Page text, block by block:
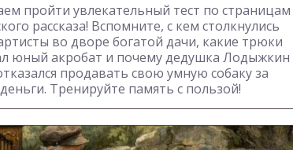
пройти увлекательный тест по страницам
рассказа! Вспомните, с кем столкнулись
во дворе богатой дачи, какие трюки
юный акробат и почему дедушка Лодыжкин
продавать свою умную собаку за
Тренируйте память с пользой!